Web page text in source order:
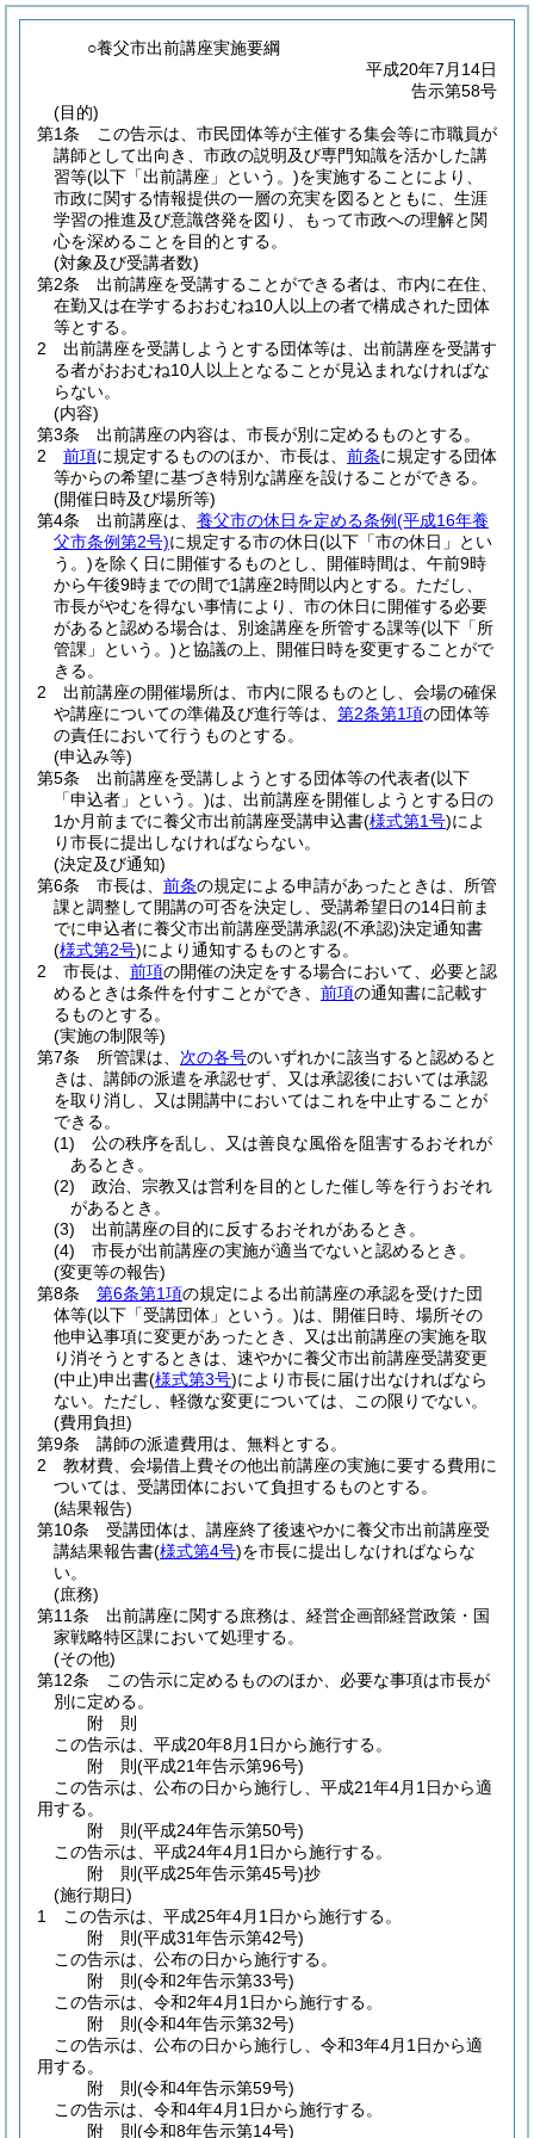
○養父市出前講座実施要綱
平成20年7月14日
告示第58号
(目的)
第1条
この告示は、市民団体等が主催する集会等に市職員が
講師として出向き、市政の説明及び専門知識を活かした講
習等(以下「出前講座」という。)を実施することにより、
市政に関する情報提供の一層の充実を図るとともに、生涯
学習の推進及び意識啓発を図り、もって市政への理解と関
心を深めることを目的とする。
(対象及び受講者数)
第2条
出前講座を受講することができる者は、市内に在住、
在勤又は在学するおおむね10人以上の者で構成された団体
等とする。
2
出前講座を受講しようとする団体等は、出前講座を受講す
る者がおおむね10人以上となることが見込まれなければな
らない。
(内容)
第3条
出前講座の内容は、市長が別に定めるものとする。
2
前項に規定するもののほか、市長は、 前条に規定する団体
等からの希望に基づき特別な講座を設けることができる。
(開催日時及び場所等)
第4条
出前講座は、 養父市の休日を定める条例(平成16年養
父市条例第2号)に規定する市の休日(以下「市の休日」とい
う。)を除く日に開催するものとし、開催時間は、午前9時
から午後9時までの間で1講座2時間以内とする。 ただし、
市長がやむを得ない事情により、市の休日に開催する必要
があると認める場合は、別途講座を所管する課等(以下「所
管課」という。)と協議の上、開催日時を変更することがで
きる。
2
出前講座の開催場所は、市内に限るものとし、会場の確保
や講座についての準備及び進行等は、 第2条第1項の団体等
の責任において行うものとする。
(申込み等)
第5条
出前講座を受講しようとする団体等の代表者(以下
「申込者」という。)は、出前講座を開催しようとする日の
1か月前までに養父市出前講座受講申込書(様式第1号)によ
り市長に提出しなければならない。
(決定及び通知)
第6条
市長は、 前条の規定による申請があったときは、所管
課と調整して開講の可否を決定し、受講希望日の14日前ま
でに申込者に養父市出前講座受講承認(不承認)決定通知書
(様式第2号)により通知するものとする。
2
市長は、 前項の開催の決定をする場合において、必要と認
めるときは条件を付すことができ、 前項の通知書に記載す
るものとする。
(実施の制限等)
第7条
所管課は、 次の各号のいずれかに該当すると認めると
きは、講師の派遣を承認せず、又は承認後においては承認
を取り消し、又は開講中においてはこれを中止することが
できる。
(1)
公の秩序を乱し、又は善良な風俗を阻害するおそれが
あるとき。
(2)
政治、宗教又は営利を目的とした催し等を行うおそれ
があるとき。
(3)
出前講座の目的に反するおそれがあるとき。
(4)
市長が出前講座の実施が適当でないと認めるとき。
(変更等の報告)
第8条
第6条第1項の規定による出前講座の承認を受けた団
体等(以下「受講団体」という。)は、開催日時、場所その
他申込事項に変更があったとき、又は出前講座の実施を取
り消そうとするときは、速やかに養父市出前講座受講変更
(中止)申出書(様式第3号)により市長に届け出なければなら
ない。 ただし、軽微な変更については、この限りでない。
(費用負担)
第9条
講師の派遣費用は、無料とする。
2
教材費、会場借上費その他出前講座の実施に要する費用に
ついては、受講団体において負担するものとする。
(結果報告)
第10条
受講団体は、講座終了後速やかに養父市出前講座受
講結果報告書(様式第4号)を市長に提出しなければならな
い。
(庶務)
第11条
出前講座に関する庶務は、経営企画部経営政策・国
家戦略特区課において処理する。
(その他)
第12条
この告示に定めるもののほか、必要な事項は市長が
別に定める。
附 則
この告示は、平成20年8月1日から施行する。
附 則(平成21年告示第96号)
この告示は、公布の日から施行し、平成21年4月1日から適
用する。
附 則(平成24年告示第50号)
この告示は、平成24年4月1日から施行する。
附 則(平成25年告示第45号)抄
(施行期日)
1
この告示は、平成25年4月1日から施行する。
附 則(平成31年告示第42号)
この告示は、公布の日から施行する。
附 則(令和2年告示第33号)
この告示は、令和2年4月1日から施行する。
附 則(令和4年告示第32号)
この告示は、公布の日から施行し、令和3年4月1日から適
用する。
附 則(令和4年告示第59号)
この告示は、令和4年4月1日から施行する。
附 則(令和8年告示第14号)